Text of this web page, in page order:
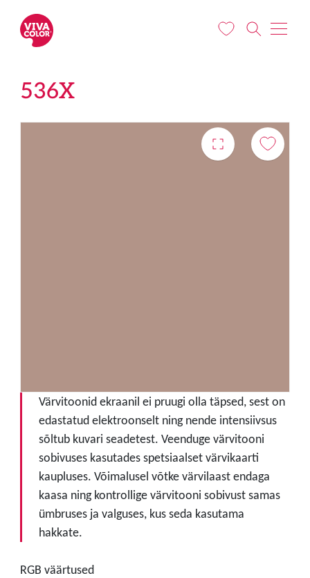
536X
Värvitoonid ekraanil ei pruugi olla täpsed, sest on
edastatud elektroonselt ning nende intensiivsus
sõltub kuvari seadetest. Veenduge värvitooni
sobivuses kasutades spetsiaalset värvikaarti
kaupluses. Võimalusel võtke värvilaast endaga
kaasa ning kontrollige värvitooni sobivust samas
ümbruses ja valguses, kus seda kasutama
hakkate.
RGB väärtused